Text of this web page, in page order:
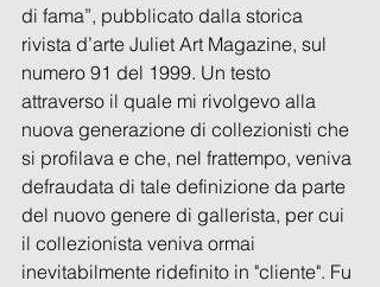
di fama”, pubblicato dalla storica
rivista d’arte Juliet Art Magazine, sul
numero 91 del 1999. Un testo
attraverso il quale mi rivolgevo alla
nuova generazione di collezionisti che
si profilava e che, nel frattempo, veniva
defraudata di tale definizione da parte
del nuovo genere di gallerista, per cui
il collezionista veniva ormai
inevitabilmente ridefinito in "cliente". Fu